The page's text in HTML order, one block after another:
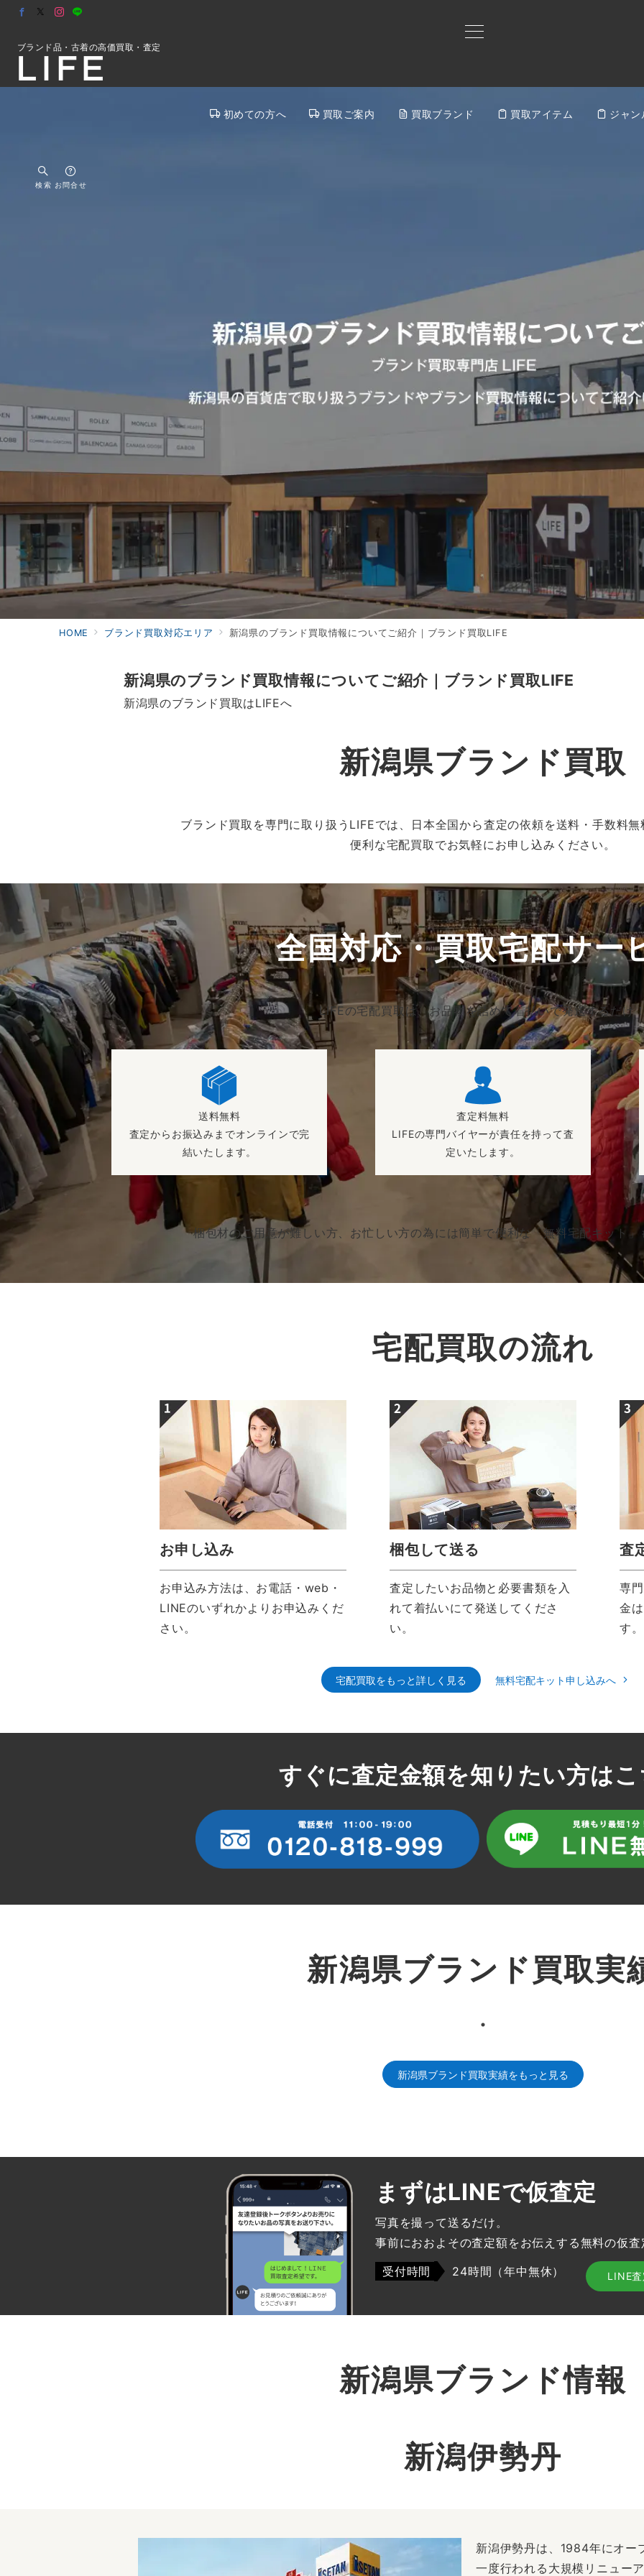
ブランド品・古着の高価買取・査定
初めての方へ 買取ご案内 買取ブランド 買取アイテム ジャン
検索 お問合せ
HOME ブランド買取対応エリア 新潟県のブランド買取情報についてご紹介｜ブランド買取LIFE
新潟県のブランド買取情報についてご紹介｜ブランド買取LIFE
新潟県のブランド買取はLIFEへ
新潟県ブランド買取
ブランド買取を専門に取り扱うLIFEでは、日本全国から査定の依頼を送料・手数料
便利な宅配買取でお気軽にお申し込みください。
全国対応・買取宅配サー
LIFEの宅配買取は、お品物を詰めて着払いで発送するだけ
送料無料
査定からお振込みまでオンラインで完
結いたします。
査定料無料
LIFEの専門バイヤーが責任を持って査
定いたします。
梱包材のご用意が難しい方、お忙しい方の為には簡単で便利な「無料宅配キット
宅配買取の流れ
お申し込み
お申込み方法は、お電話・web・
LINEのいずれかよりお申込みくだ
さい。
梱包して送る
査定したいお品物と必要書類を入
れて着払いにて発送してくださ
い。
査
専
金
す。
宅配買取をもっと詳しく見る 無料宅配キット申し込みへ
すぐに査定金額を知りたい方は
新潟県ブランド買取実
新潟県ブランド買取実績をもっと見る
まずはLINEで仮査定
写真を撮って送るだけ。
事前におおよその査定額をお伝えする無料の仮
受付時間 24時間（年中無休） LINE
新潟県ブランド情報
新潟伊勢丹
新潟伊勢丹は、1984年にオー
一度行われる大規模リニュー